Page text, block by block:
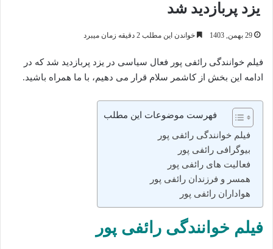
یزد پربازدید شد
29 بهمن, 1403 خواندن این مطلب 2 دقیقه زمان میبرد
فیلم خوانندگی رائفی پور فعال سیاسی در یزد پربازدید شد که در
ادامه این بخش از کاشمر سلام قرار می دهیم، با ما همراه باشید.
فهرست موضوعات این مطلب
فیلم خوانندگی رائفی پور
بیوگرافی رائفی پور
فعالیت های رائفی پور
همسر و فرزندان رائفی پور
هواداران رائفی پور
فیلم خوانندگی رائفی پور